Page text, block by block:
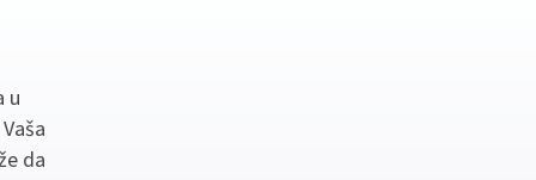
u
da